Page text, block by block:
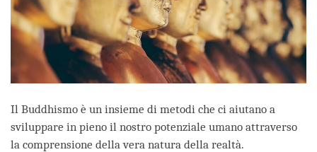
Il Buddhismo è un insieme di metodi che ci aiutano a
sviluppare in pieno il nostro potenziale umano attraverso
la comprensione della vera natura della realtà.